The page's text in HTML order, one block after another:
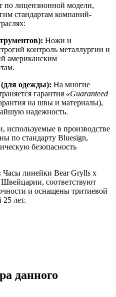
по лицензионной модели,
стандартам компаний-
Ножи и
контроль металлургии и
американским
одежды): На многие
гарантия «Guaranteed
на швы и материалы),
надежность.
используемые в производстве
по стандарту Bluesign,
безопасность
Часы линейки Bear Grylls x
соответствуют
и оснащены тритиевой
лет.
данного